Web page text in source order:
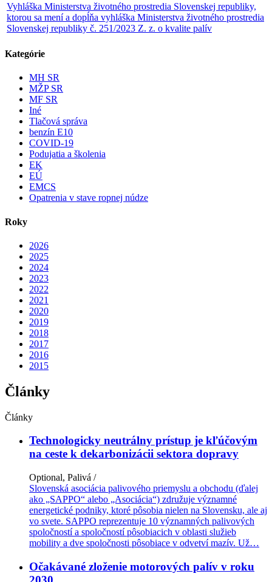
Vyhláška Ministerstva životného prostredia Slovenskej republiky,
ktorou sa mení a dopĺňa vyhláška Ministerstva životného prostredia
Slovenskej republiky č. 251/2023 Z. z. o kvalite palív
Kategórie
MH SR
MŽP SR
MF SR
Iné
Tlačová správa
benzín E10
COVID-19
Podujatia a školenia
EK
EÚ
EMCS
Opatrenia v stave ropnej núdze
Roky
2026
2025
2024
2023
2022
2021
2020
2019
2018
2017
2016
2015
Články
Články
Technologicky neutrálny prístup je kľúčovým
na ceste k dekarbonizácii sektora dopravy
Optional, Palivá /
Slovenská asociácia palivového priemyslu a obchodu (ďalej
ako „SAPPO“ alebo „Asociácia“) združuje významné
energetické podniky, ktoré pôsobia nielen na Slovensku, ale aj
vo svete. SAPPO reprezentuje 10 významných palivových
spoločností a spoločností pôsobiacich v oblasti služieb
mobility a dve spoločnosti pôsobiace v odvetví mazív. Už…
Očakávané zloženie motorových palív v roku